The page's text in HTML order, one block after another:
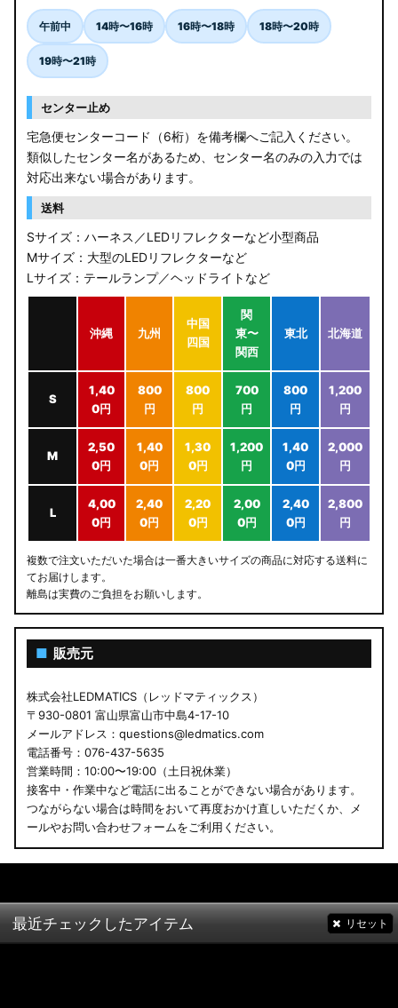
午前中 14時〜16時 16時〜18時 18時〜20時
19時〜21時
センター止め
宅急便センターコード（6桁）を備考欄へご記入ください。
類似したセンター名があるため、センター名のみの入力では
対応出来ない場合があります。
送料
Sサイズ：ハーネス／LEDリフレクターなど小型商品
Mサイズ：大型のLEDリフレクターなど
Lサイズ：テールランプ／ヘッドライトなど
沖縄 九州
中国
四国
関
東〜
関西
東北 北海道
S
1,40
0円
800
円
800
円
700
円
800
円
1,200
円
M
2,50
0円
1,40
0円
1,30
0円
1,200
円
1,40
0円
2,000
円
L
4,00
0円
2,40
0円
2,20
0円
2,00
0円
2,40
0円
2,800
円
複数で注文いただいた場合は一番大きいサイズの商品に対応する送料に
てお届けします。
離島は実費のご負担をお願いします。
■ 販売元
株式会社LEDMATICS（レッドマティックス）
〒930-0801 富山県富山市中島4-17-10
メールアドレス：questions@ledmatics.com
電話番号：076-437-5635
営業時間：10:00〜19:00（土日祝休業）
接客中・作業中など電話に出ることができない場合があります。
つながらない場合は時間をおいて再度おかけ直しいただくか、メ
ールやお問い合わせフォームをご利用ください。
最近チェックしたアイテム リセット